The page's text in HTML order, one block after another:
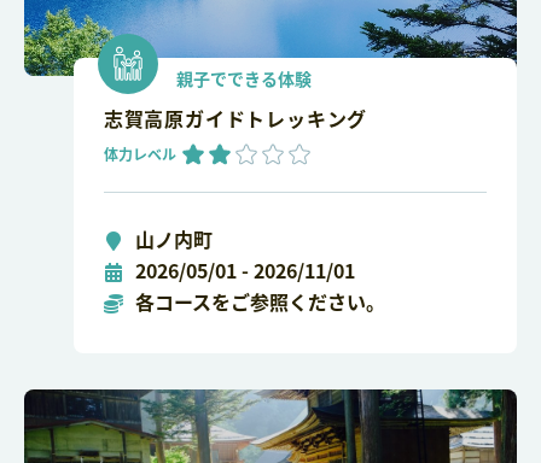
親子でできる体験
志賀高原ガイドトレッキング
体力レベル
山ノ内町
2026/05/01 - 2026/11/01
各コースをご参照ください。